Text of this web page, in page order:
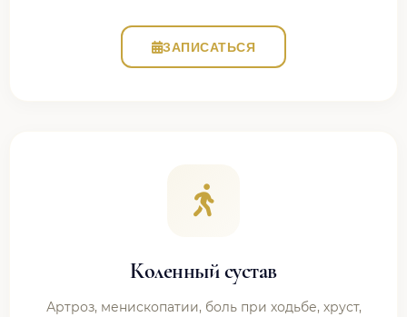
ЗАПИСАТЬСЯ
Коленный сустав
Артроз, менископатии, боль при ходьбе, хруст,